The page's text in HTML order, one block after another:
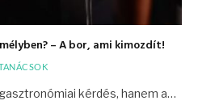
– A bor, ami kimozdít!
kérdés, hanem a…